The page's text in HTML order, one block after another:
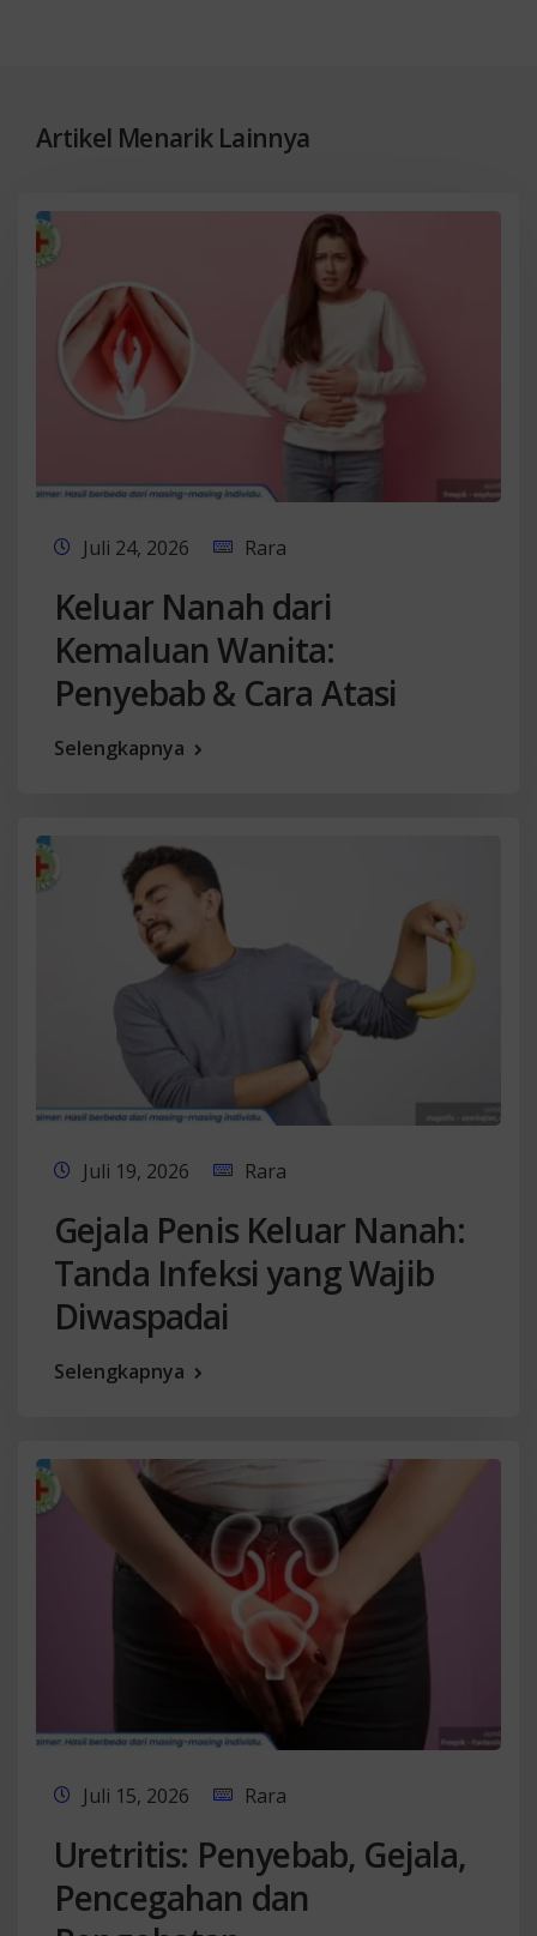
Artikel Menarik Lainnya
Juli 24, 2026 Rara
Keluar Nanah dari
Kemaluan Wanita:
Penyebab & Cara Atasi
Selengkapnya
Juli 19, 2026 Rara
Gejala Penis Keluar Nanah:
Tanda Infeksi yang Wajib
Diwaspadai
Selengkapnya
Juli 15, 2026 Rara
Uretritis: Penyebab, Gejala,
Pencegahan dan